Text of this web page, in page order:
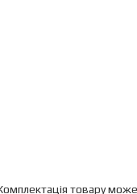
Комплектація товару